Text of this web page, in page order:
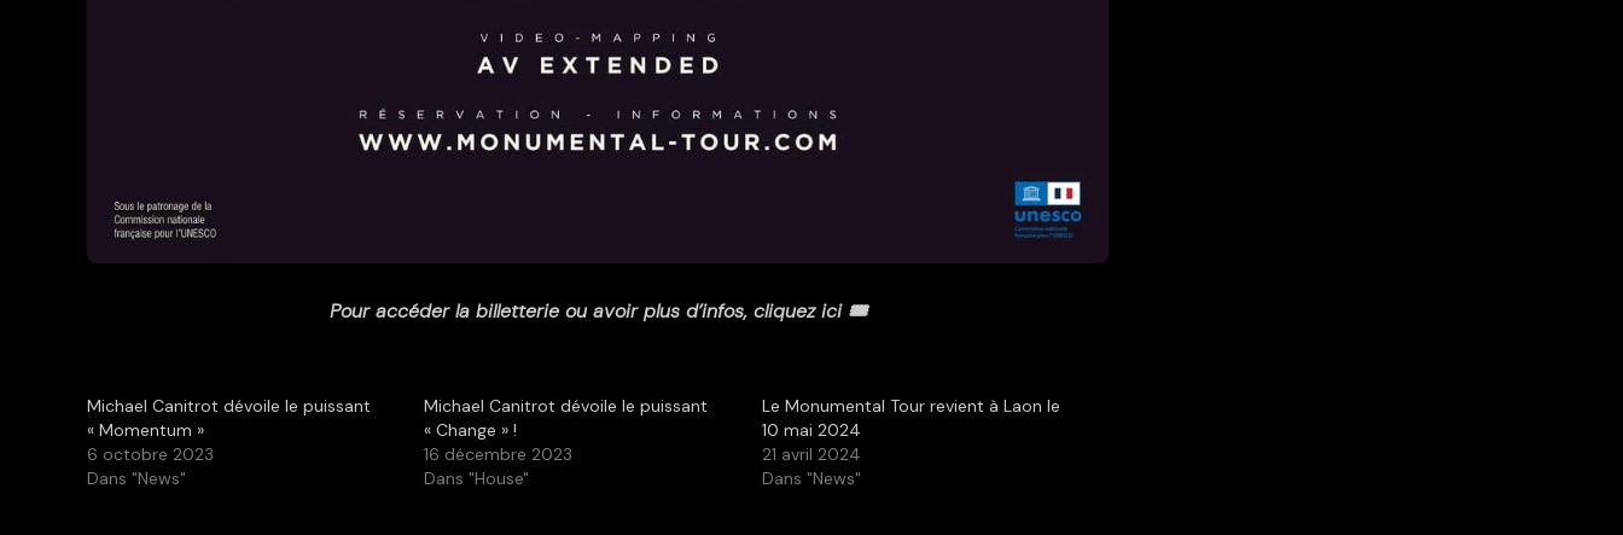
Pour accéder la billetterie ou avoir plus d’infos, cliquez ici 🎟
Michael Canitrot dévoile le puissant
« Momentum »
6 octobre 2023
Dans "News"
Michael Canitrot dévoile le puissant
« Change » !
16 décembre 2023
Dans "House"
Le Monumental Tour revient à Laon le
10 mai 2024
21 avril 2024
Dans "News"